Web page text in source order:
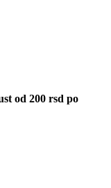
od 200 rsd po